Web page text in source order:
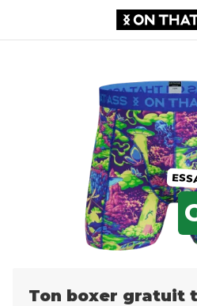
Ton boxer gratuit